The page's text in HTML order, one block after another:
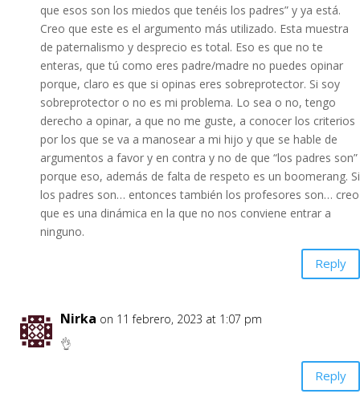
que esos son los miedos que tenéis los padres” y ya está.
Creo que este es el argumento más utilizado. Esta muestra
de paternalismo y desprecio es total. Eso es que no te
enteras, que tú como eres padre/madre no puedes opinar
porque, claro es que si opinas eres sobreprotector. Si soy
sobreprotector o no es mi problema. Lo sea o no, tengo
derecho a opinar, a que no me guste, a conocer los criterios
por los que se va a manosear a mi hijo y que se hable de
argumentos a favor y en contra y no de que “los padres son”
porque eso, además de falta de respeto es un boomerang. Si
los padres son… entonces también los profesores son… creo
que es una dinámica en la que no nos conviene entrar a
ninguno.
Reply
Nirka on 11 febrero, 2023 at 1:07 pm
👌
Reply